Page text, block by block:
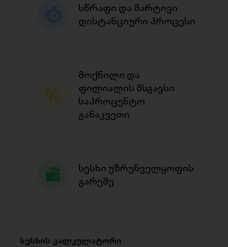
სწრაფი და მარტივი
დისტანციური პროცესი
მოქნილი და
ფილიალის მსგავსი
საპროცენტო
განაკვეთი
სესხი უზრუნველყოფის
გარეშე
სესხის კალკულატორი